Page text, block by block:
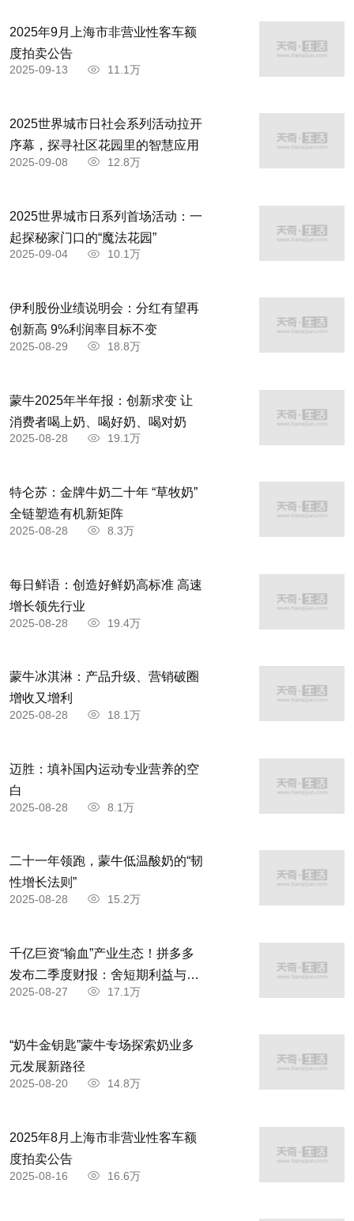
2025年9月上海市非营业性客车额
度拍卖公告
2025-09-13 11.1万
2025世界城市日社会系列活动拉开
序幕，探寻社区花园里的智慧应用
2025-09-08 12.8万
2025世界城市日系列首场活动：一
起探秘家门口的“魔法花园”
2025-09-04 10.1万
伊利股份业绩说明会：分红有望再
创新高 9%利润率目标不变
2025-08-29 18.8万
蒙牛2025年半年报：创新求变 让
消费者喝上奶、喝好奶、喝对奶
2025-08-28 19.1万
特仑苏：金牌牛奶二十年 “草牧奶”
全链塑造有机新矩阵
2025-08-28 8.3万
每日鲜语：创造好鲜奶高标准 高速
增长领先行业
2025-08-28 19.4万
蒙牛冰淇淋：产品升级、营销破圈
增收又增利
2025-08-28 18.1万
迈胜：填补国内运动专业营养的空
白
2025-08-28 8.1万
二十一年领跑，蒙牛低温酸奶的“韧
性增长法则”
2025-08-28 15.2万
千亿巨资“输血”产业生态！拼多多
发布二季度财报：舍短期利益与商
家共赴高质量发展
2025-08-27 17.1万
“奶牛金钥匙”蒙牛专场探索奶业多
元发展新路径
2025-08-20 14.8万
2025年8月上海市非营业性客车额
度拍卖公告
2025-08-16 16.6万